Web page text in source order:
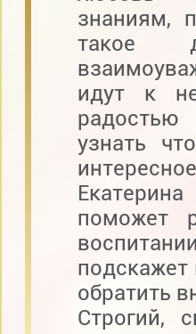
знаниям,
такое
идут к
узнать
поможет
подскажет
обратить
Строгий,